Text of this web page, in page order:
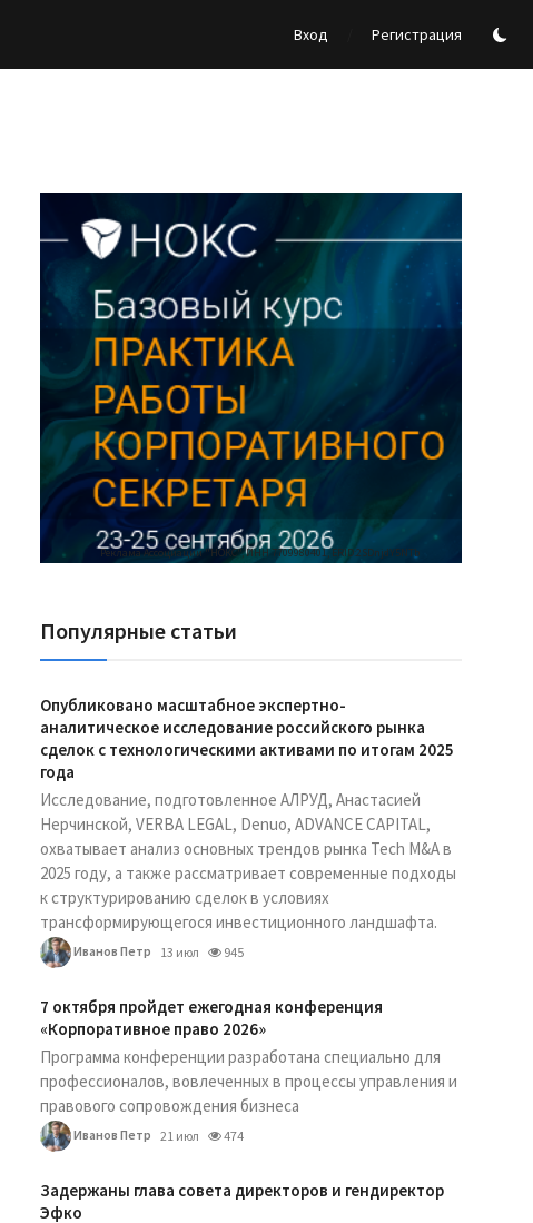
Вход Регистрация
Реклама Ассоциации "НОКС", ИНН 7709980401, ERID:2SDnjdY5NTb
Популярные статьи
Опубликовано масштабное экспертно-
аналитическое исследование российского рынка
сделок с технологическими активами по итогам 2025
года
Исследование, подготовленное АЛРУД, Анастасией
Нерчинской, VERBA LEGAL, Denuo, ADVANCE CAPITAL,
охватывает анализ основных трендов рынка Tech M&A в
2025 году, а также рассматривает современные подходы
к структурированию сделок в условиях
трансформирующегося инвестиционного ландшафта.
Иванов Петр 13 июл 945
7 октября пройдет ежегодная конференция
«Корпоративное право 2026»
Программа конференции разработана специально для
профессионалов, вовлеченных в процессы управления и
правового сопровождения бизнеса
Иванов Петр 21 июл 474
Задержаны глава совета директоров и гендиректор
Эфко